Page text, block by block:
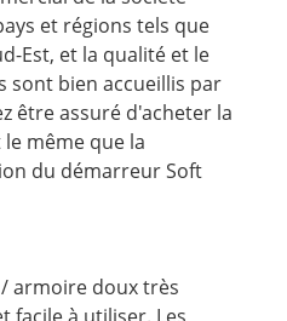
et régions tels que
Est, et la qualité et le
sont bien accueillis par
être assuré d'acheter la
même que la
du démarreur Soft
armoire doux très